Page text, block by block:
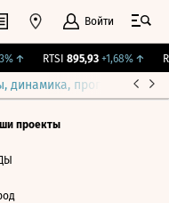
Войти
↑ RTSI 895,93 +1,68%↑
динамика, прогнозы
проекты